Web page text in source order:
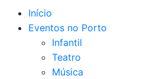
Início
Eventos no Porto
Infantil
Teatro
Música